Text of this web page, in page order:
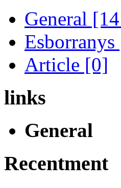
General
Article [0]
links
General
Recentment